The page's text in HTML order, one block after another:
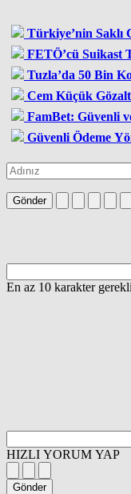
Türkiye’nin Saklı
FETÖ’cü Suikast
Tuzla’da 50 Bin
Cem Küçük
FamBet: Güvenli
Güvenli Ödeme
Gönder
En az 10 karakter gerekli
HIZLI YORUM YAP
Gönder